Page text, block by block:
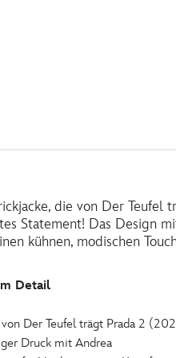
die von Der Teufel
Statement! Das Design
kühnen, modischen
Detail
Der Teufel trägt Prada 2
Druck mit Andrea